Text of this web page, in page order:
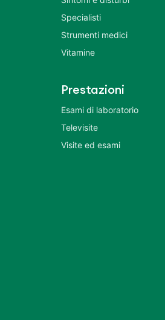
Specialisti
Strumenti medici
Vitamine
Prestazioni
Esami di laboratorio
Televisite
Visite ed esami